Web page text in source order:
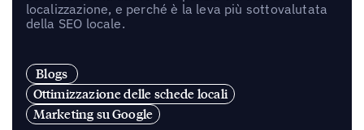
localizzazione, e perché è la leva più sottovalutata
della SEO locale.
Blogs
Ottimizzazione delle schede locali
Marketing su Google